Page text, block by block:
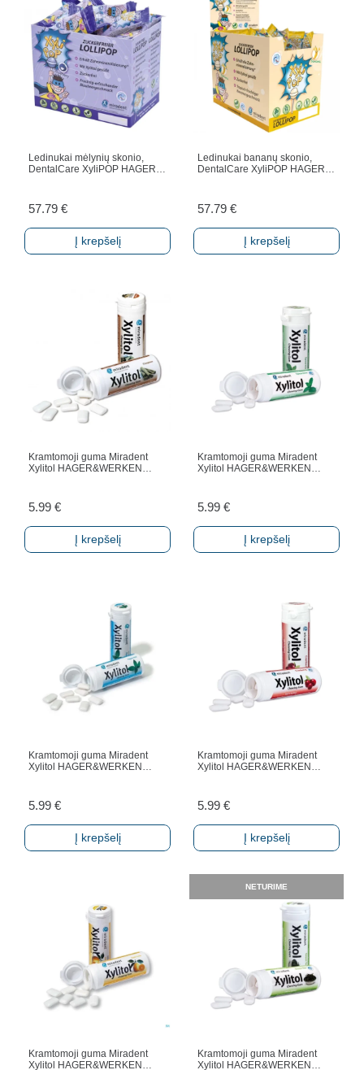
Ledinukai mėlynių skonio,
DentalCare XyliPOP HAGER…
57.79 €
Į krepšelį
Ledinukai bananų skonio,
DentalCare XyliPOP HAGER…
57.79 €
Į krepšelį
Kramtomoji guma Miradent
Xylitol HAGER&WERKEN…
5.99 €
Į krepšelį
Kramtomoji guma Miradent
Xylitol HAGER&WERKEN…
5.99 €
Į krepšelį
Kramtomoji guma Miradent
Xylitol HAGER&WERKEN…
5.99 €
Į krepšelį
Kramtomoji guma Miradent
Xylitol HAGER&WERKEN…
5.99 €
Į krepšelį
Kramtomoji guma Miradent
Xylitol HAGER&WERKEN…
NETURIME
Kramtomoji guma Miradent
Xylitol HAGER&WERKEN…